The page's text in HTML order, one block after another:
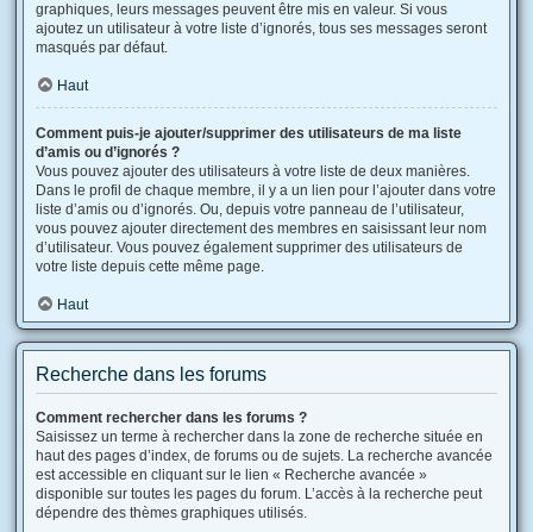
graphiques, leurs messages peuvent être mis en valeur. Si vous
ajoutez un utilisateur à votre liste d’ignorés, tous ses messages seront
masqués par défaut.
Haut
Comment puis-je ajouter/supprimer des utilisateurs de ma liste
d’amis ou d’ignorés ?
Vous pouvez ajouter des utilisateurs à votre liste de deux manières.
Dans le profil de chaque membre, il y a un lien pour l’ajouter dans votre
liste d’amis ou d’ignorés. Ou, depuis votre panneau de l’utilisateur,
vous pouvez ajouter directement des membres en saisissant leur nom
d’utilisateur. Vous pouvez également supprimer des utilisateurs de
votre liste depuis cette même page.
Haut
Recherche dans les forums
Comment rechercher dans les forums ?
Saisissez un terme à rechercher dans la zone de recherche située en
haut des pages d’index, de forums ou de sujets. La recherche avancée
est accessible en cliquant sur le lien « Recherche avancée »
disponible sur toutes les pages du forum. L’accès à la recherche peut
dépendre des thèmes graphiques utilisés.